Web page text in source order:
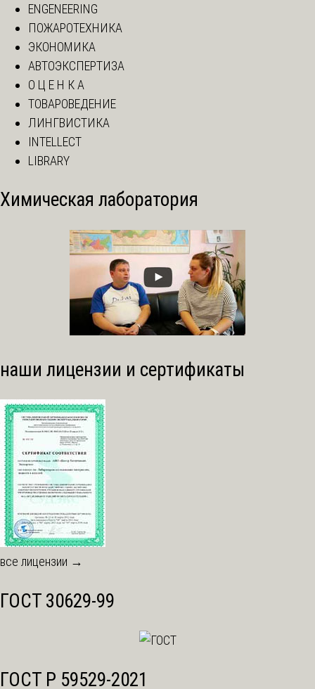
ENGENEERING
ПОЖАРОТЕХНИКА
ЭКОНОМИКА
АВТОЭКСПЕРТИЗА
О Ц Е Н К А
ТОВАРОВЕДЕНИЕ
ЛИНГВИСТИКА
INTELLECT
LIBRARY
Химическая лаборатория
наши лицензии и сертификаты
все лицензии →
ГОСТ 30629-99
ГОСТ Р 59529-2021